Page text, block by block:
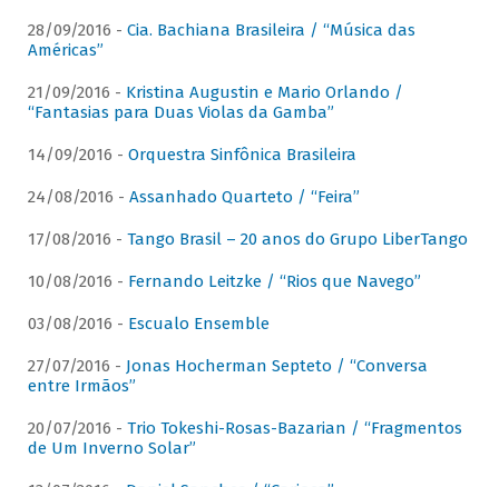
28/09/2016 - Cia. Bachiana Brasileira / “Música das
Américas”
21/09/2016 - Kristina Augustin e Mario Orlando /
“Fantasias para Duas Violas da Gamba”
14/09/2016 - Orquestra Sinfônica Brasileira
24/08/2016 - Assanhado Quarteto / “Feira”
17/08/2016 - Tango Brasil – 20 anos do Grupo LiberTango
10/08/2016 - Fernando Leitzke / “Rios que Navego”
03/08/2016 - Escualo Ensemble
27/07/2016 - Jonas Hocherman Septeto / “Conversa
entre Irmãos”
20/07/2016 - Trio Tokeshi-Rosas-Bazarian / “Fragmentos
de Um Inverno Solar”